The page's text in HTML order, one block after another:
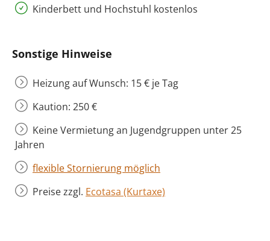
Kinderbett und Hochstuhl kostenlos
Sonstige Hinweise
Heizung auf Wunsch: 15 € je Tag
Kaution: 250 €
Keine Vermietung an Jugendgruppen unter 25
Jahren
flexible Stornierung möglich
Preise zzgl. Ecotasa (Kurtaxe)